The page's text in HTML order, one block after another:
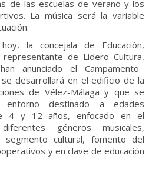
de las escuelas de verano y los
La música será la variable
la concejala de Educación,
de Lidero Cultura,
anunciado el Campamento
desarrollará en el edificio de la
de Vélez-Málaga y que se
entorno destinado a edades
4 y 12 años, enfocado en el
géneros musicales,
cultural, fomento del
y en clave de educación